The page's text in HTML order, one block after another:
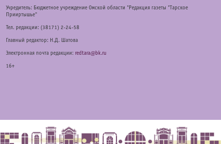
Учредитель: Бюджетное учреждение Омской области "Редакция газеты "Тарское
Прииртышье"
Тел. редакции: (38171) 2-24-58
Главный редактор: Н.Д. Шатова
Электронная почта редакции: redtara@bk.ru
16+